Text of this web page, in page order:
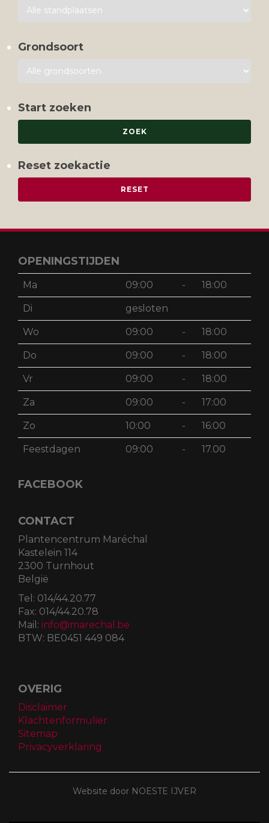
Grondsoort
Start zoeken
Reset zoekactie
OPENINGSTIJDEN
Ma 09:00 - 18:00
Di gesloten
Wo 09:00 - 18:00
Do 09:00 - 18:00
Vr 09:00 - 18:00
Za 09:00 - 17:00
Zo 10:00 - 16:00
Feestdagen 09:00 - 17.00
FACEBOOK
CONTACT
Plantencentrum Maréchal
Kastelein 114
2300 Turnhout
België
Tel: 014/44.20.77
Fax: 014/44.20.78
Mail: info@marechal.be
BTW: BE0451 449 084
OVERIG
Disclaimer
Klachtenformulier
Sitemap
Privacyverklaring
Website door NOESTE IJVER